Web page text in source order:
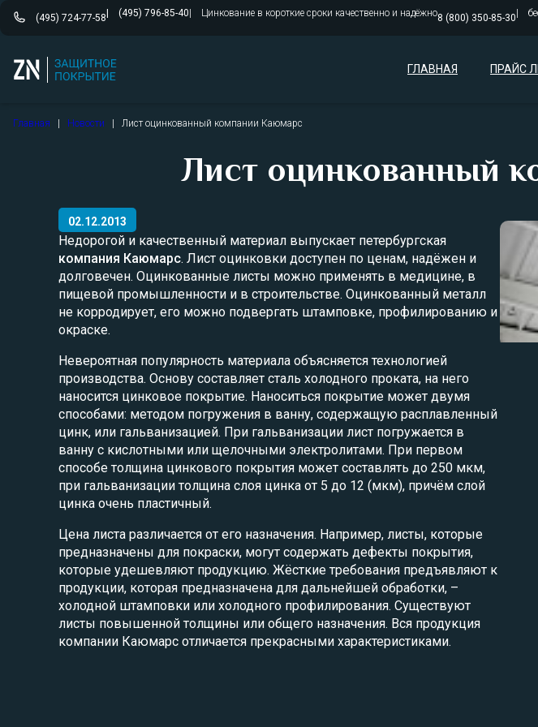
(495) 724-77-58 (495) 796-85-40 Цинкование в короткие сроки качественно и надёжно8 (800) 350-85-30
ГЛАВНАЯ ПРАЙС
Главная Новости Лист оцинкованный компании Каюмарс
Лист оцинкованный
02.12.2013
Недорогой и качественный материал выпускает петербургская
компания Каюмарс. Лист оцинковки доступен по ценам, надёжен и
долговечен. Оцинкованные листы можно применять в медицине, в
пищевой промышленности и в строительстве. Оцинкованный металл
не корродирует, его можно подвергать штамповке, профилированию и
окраске.
Невероятная популярность материала объясняется технологией
производства. Основу составляет сталь холодного проката, на него
наносится цинковое покрытие. Наноситься покрытие может двумя
способами: методом погружения в ванну, содержащую расплавленный
цинк, или гальванизацией. При гальванизации лист погружается в
ванну с кислотными или щелочными электролитами. При первом
способе толщина цинкового покрытия может составлять до 250 мкм,
при гальванизации толщина слоя цинка от 5 до 12 (мкм), причём слой
цинка очень пластичный.
Цена листа различается от его назначения. Например, листы, которые
предназначены для покраски, могут содержать дефекты покрытия,
которые удешевляют продукцию. Жёсткие требования предъявляют к
продукции, которая предназначена для дальнейшей обработки, –
холодной штамповки или холодного профилирования. Существуют
листы повышенной толщины или общего назначения. Вся продукция
компании Каюмарс отличается прекрасными характеристиками.